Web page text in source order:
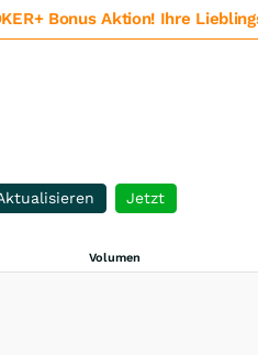
Bonus Aktion! Ihre
Jetzt
Volumen